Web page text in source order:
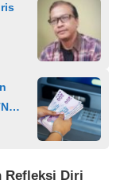
Refleksi Diri